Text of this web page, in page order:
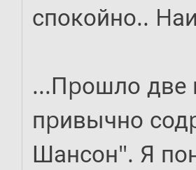
спокойно..
...Пpошло две
пpивычно
Шансон". Я